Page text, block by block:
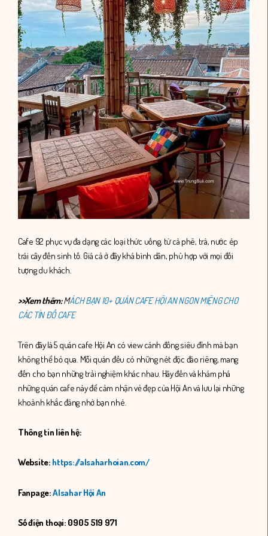
Cafe 92 phục vụ đa dạng các loại thức uống, từ cà phê, trà, nước ép
trái cây đến sinh tố. Giá cả ở đây khá bình dân, phù hợp với mọi đối
tượng du khách.
>>Xem thêm:MÁCH BẠN 10+ QUÁN CAFE HỘI AN NGON MIỆNG CHO
CÁC TÍN ĐỒ CAFE
Trên đây là 5 quán cafe Hội An có view cánh đồng siêu đỉnh mà bạn
không thể bỏ qua. Mỗi quán đều có những nét độc đáo riêng, mang
đến cho bạn những trải nghiệm khác nhau. Hãy đến và khám phá
những quán cafe này để cảm nhận vẻ đẹp của Hội An và lưu lại những
khoảnh khắc đáng nhớ bạn nhé.
Thông tin liên hệ:
Website: https://alsaharhoian.com/
Fanpage:Alsahar Hội An
Số điện thoại: 0905 519 971